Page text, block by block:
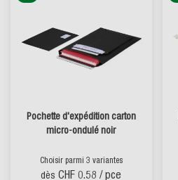
Pochette d'expédition carton
micro-ondulé noir
Choisir parmi 3 variantes
dès CHF 0.58 / pce